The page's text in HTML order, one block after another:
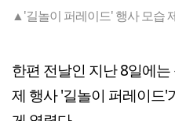
▲'길놀이 퍼레이드' 행사 모습
한편 전날인 지난 8일에
제 행사 '길놀이 퍼레이드'